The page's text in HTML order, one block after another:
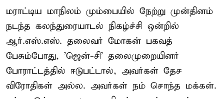
மராட்டிய மாநிலம் மும்பையில் நேற்று முன்தினம்
நடந்த கலந்துரையாடல் நிகழ்ச்சி ஒன்றில்
ஆர்.எஸ்.எஸ். தலைவர் மோகன் பகவத்
பேசும்போது, 'ஜென்-சி' தலைமுறையினர்
போராட்டத்தில் ஈடுபட்டால், அவர்கள் தேச
விரோதிகள் அல்ல. அவர்கள் நம் சொந்த மக்கள்.